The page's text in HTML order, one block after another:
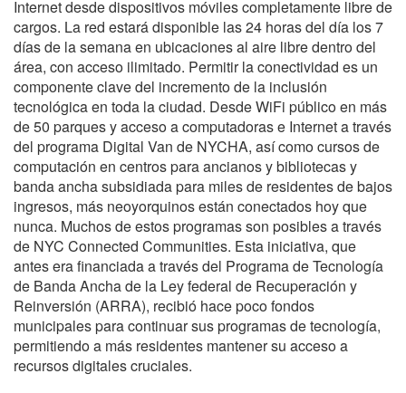
Internet desde dispositivos móviles completamente libre de
cargos. La red estará disponible las 24 horas del día los 7
días de la semana en ubicaciones al aire libre dentro del
área, con acceso ilimitado. Permitir la conectividad es un
componente clave del incremento de la inclusión
tecnológica en toda la ciudad. Desde WiFi público en más
de 50 parques y acceso a computadoras e Internet a través
del programa Digital Van de NYCHA, así como cursos de
computación en centros para ancianos y bibliotecas y
banda ancha subsidiada para miles de residentes de bajos
ingresos, más neoyorquinos están conectados hoy que
nunca. Muchos de estos programas son posibles a través
de NYC Connected Communities. Esta iniciativa, que
antes era financiada a través del Programa de Tecnología
de Banda Ancha de la Ley federal de Recuperación y
Reinversión (ARRA), recibió hace poco fondos
municipales para continuar sus programas de tecnología,
permitiendo a más residentes mantener su acceso a
recursos digitales cruciales.